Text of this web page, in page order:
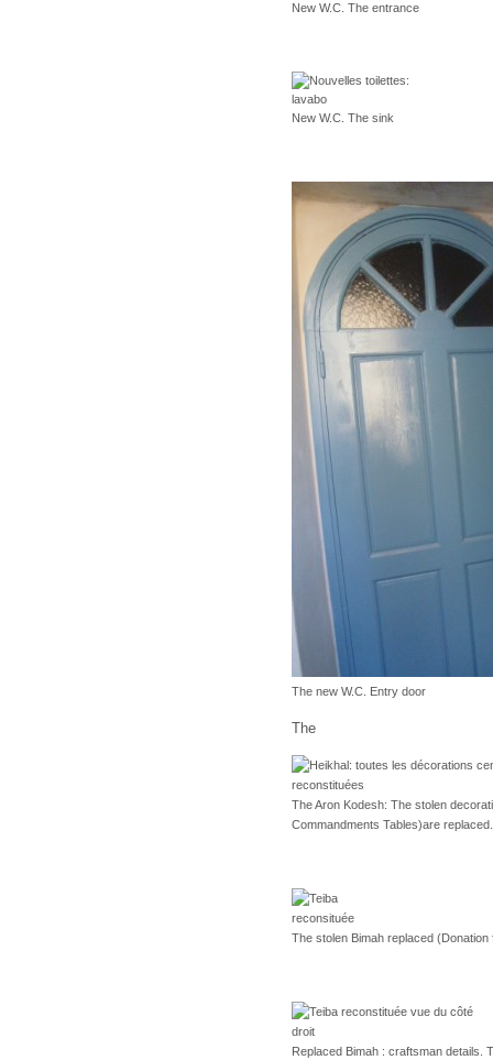
New W.C. The entrance
New W.C. The sink
The new W.C. Entry door
The
The Aron Kodesh: The stolen
Commandments Tables)are replaced.
The stolen Bimah replaced
Replaced Bimah : craftsman details.